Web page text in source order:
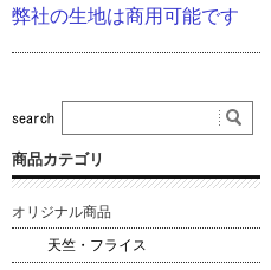
弊社の生地は商用可能です
商品カテゴリ
オリジナル商品
天竺・フライス